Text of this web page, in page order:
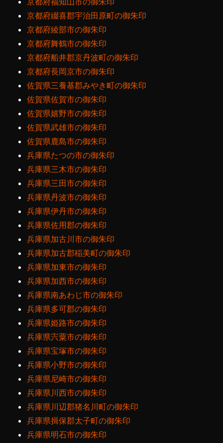
京都府綴喜郡宇治田原町の御朱印
京都府綾部市の御朱印
京都府舞鶴市の御朱印
京都府船井郡京丹波町の御朱印
京都府長岡京市の御朱印
佐賀県三養基郡みやき町の御朱印
佐賀県佐賀市の御朱印
佐賀県嬉野市の御朱印
佐賀県武雄市の御朱印
佐賀県鹿島市の御朱印
兵庫県たつの市の御朱印
兵庫県三木市の御朱印
兵庫県三田市の御朱印
兵庫県丹波市の御朱印
兵庫県伊丹市の御朱印
兵庫県佐用郡の御朱印
兵庫県加古川市の御朱印
兵庫県加古郡稲美町の御朱印
兵庫県加東市の御朱印
兵庫県加西市の御朱印
兵庫県南あわじ市の御朱印
兵庫県多可郡の御朱印
兵庫県姫路市の御朱印
兵庫県宍粟市の御朱印
兵庫県宝塚市の御朱印
兵庫県小野市の御朱印
兵庫県尼崎市の御朱印
兵庫県川西市の御朱印
兵庫県川辺郡猪名川町の御朱印
兵庫県揖保郡太子町の御朱印
兵庫県明石市の御朱印